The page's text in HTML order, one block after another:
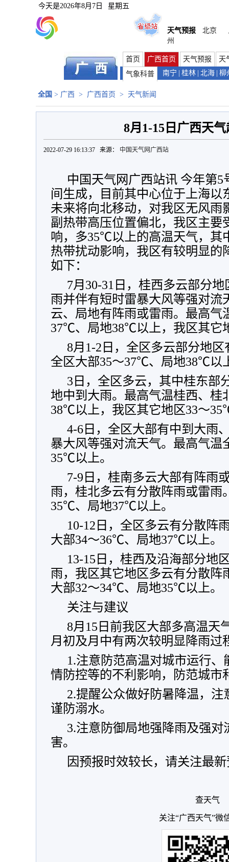
今天是2026年8月7日 星期五
天气预报 北京
州
首页 广西首页 天气预报
天
气象科普
南宁 桂林 北海 柳
全国 > 广西 > 广西首页 > 天气新闻
8月1-15日广西天
2022-07-29 16:13:37 来源： 中国天气网广西站
中国天气网广西站讯 今年第5
间生成，目前其中心位于上海以
未来将向北移动，对我区无风雨
副热带高压位置偏北，我区主要
响，多35℃以上的高温天气，其
热带扰动影响，我区有较明显的
如下：
7月30-31日，桂西多云部分
雨并伴有短时雷暴大风等强对流
云、局地有阵雨或雷雨。最高气
37℃、局地38℃以上，我区其它
8月1-2日，全区多云部分地
全区大部35～37℃、局地38℃以
3日，全区多云，其中桂东部
地中到大雨。最高气温桂西、
38℃以上，我区其它地区33～
4-6日，全区大部有中到大雨
暴大风等强对流天气。最高气
35℃以上。
7-9日，桂南多云大部有阵雨
雨，桂北多云有分散阵雨或雷雨
35℃、局地37℃以上。
10-12日，全区多云有分散阵
大部34～36℃、局地37℃以上。
13-15日，桂西及沿海部分地
雨，我区其它地区多云有分散阵
大部32～34℃、局地35℃以上。
关注与建议
8月15日前我区大部多高温天
月初及月中有两次较明显降雨过
1.注意防范高温对城市运行
情防控等的不利影响，防范城市
2.提醒公众做好防暑降温，
谨防溺水。
3.注意防御局地强降雨及强
害。
因预报时效较长，请关注最
查天气
关注“广西天气”微